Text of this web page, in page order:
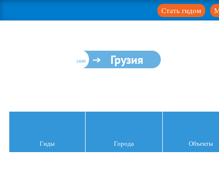
Стать гидом
Грузия
Гиды Города Объекты